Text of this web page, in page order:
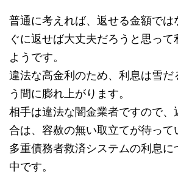
普通に考えれば、返せる金額では
ぐに返せば大丈夫だろうと思っ
ようです。
違法な高金利のため、利息は雪だ
う間に膨れ上がります。
相手は違法な闇金業者ですので、
合は、容赦の無い取立てが待って
多重債務者救済システムの利息に
中です。